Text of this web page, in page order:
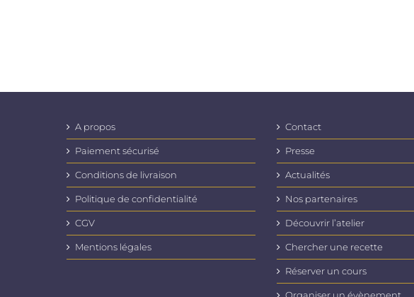
A propos
Paiement sécurisé
Conditions de livraison
Politique de confidentialité
CGV
Mentions légales
Contact
Presse
Actualités
Nos partenaires
Découvrir l’atelier
Chercher une recette
Réserver un cours